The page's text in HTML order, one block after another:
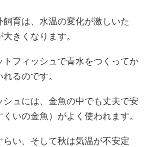
育は、水温の変化が激しいた
きくなります。
トフィッシュで青水をつくってか
るのです。
ュには、金魚の中でも丈夫で安
いの金魚）がよく使われます。
い、そして秋は気温が不安定